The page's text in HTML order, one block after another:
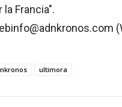
la Francia".
ultimora